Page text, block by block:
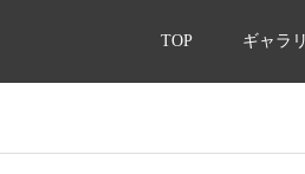
TOP ギャラ